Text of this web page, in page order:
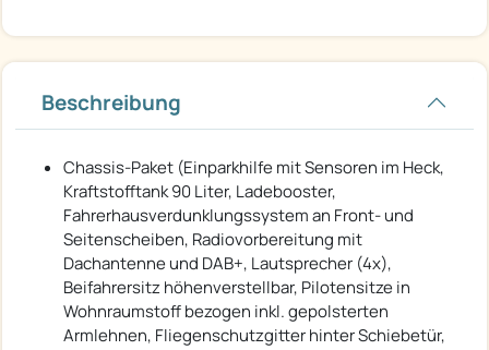
Beschreibung
Chassis-Paket (Einparkhilfe mit Sensoren im Heck,
Kraftstofftank 90 Liter, Ladebooster,
Fahrerhausverdunklungssystem an Front- und
Seitenscheiben, Radiovorbereitung mit
Dachantenne und DAB+, Lautsprecher (4x),
Beifahrersitz höhenverstellbar, Pilotensitze in
Wohnraumstoff bezogen inkl. gepolsterten
Armlehnen, Fliegenschutzgitter hinter Schiebetür,